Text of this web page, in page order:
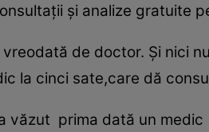
şi analize gratuite
de doctor. Şi nici
la cinci sate,care dă
văzut prima dată un medic